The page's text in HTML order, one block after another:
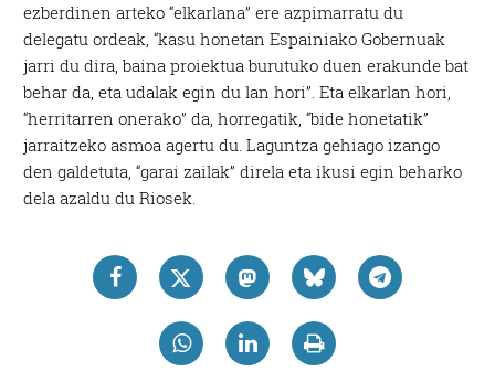
ezberdinen arteko “elkarlana” ere azpimarratu du
delegatu ordeak, “kasu honetan Espainiako Gobernuak
jarri du dira, baina proiektua burutuko duen erakunde bat
behar da, eta udalak egin du lan hori”. Eta elkarlan hori,
“herritarren onerako” da, horregatik, “bide honetatik”
jarraitzeko asmoa agertu du. Laguntza gehiago izango
den galdetuta, “garai zailak” direla eta ikusi egin beharko
dela azaldu du Riosek.